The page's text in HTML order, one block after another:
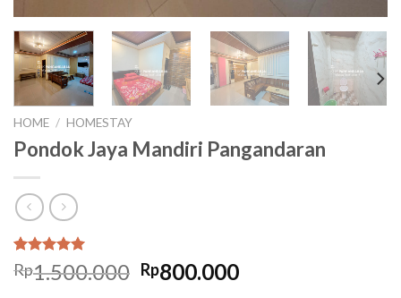
HOME / HOMESTAY
Pondok Jaya Mandiri Pangandaran
Rated5.00
out of 5
1
Rp1.500.000 Original
Rp800.000Current